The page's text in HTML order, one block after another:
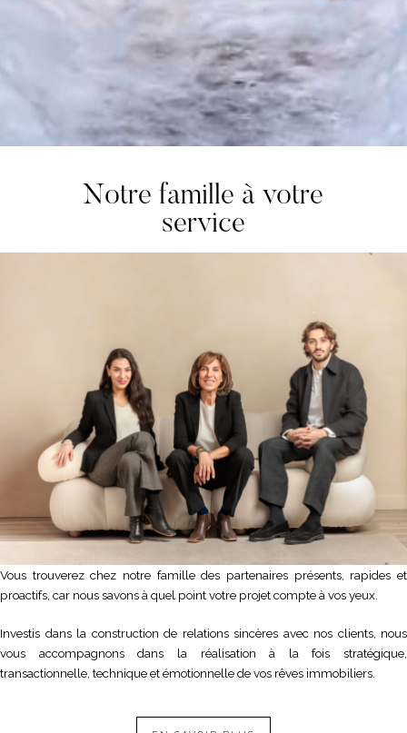
Notre famille à votre
service
Vous trouverez chez notre famille des partenaires présents, rapides et
proactifs, car nous savons à quel point votre projet compte à vos yeux.
Investis dans la construction de relations sincères avec nos clients, nous
vous accompagnons dans la réalisation à la fois stratégique,
transactionnelle, technique et émotionnelle de vos rêves immobiliers.